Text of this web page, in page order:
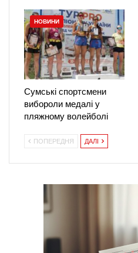
НОВИНИ
Сумські спортсмени
вибороли медалі у
пляжному волейболі
ПОПЕРЕДНЯ ДАЛІ